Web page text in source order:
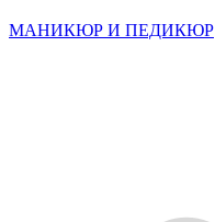
МАНИКЮР И ПЕДИКЮР